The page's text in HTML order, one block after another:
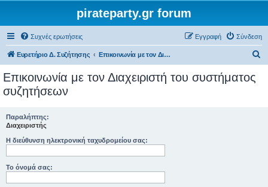
pirateparty.gr forum
Συχνές ερωτήσεις Σύνδεση
Εγγραφή
Ευρετήριο Δ. Συζήτησης Επικοινωνία με τον Διαχειριστή του συστήματος συζητήσεων
Επικοινωνία με τον Διαχειριστή του συστήματος
συζητήσεων
Παραλήπτης:
Διαχειριστής
Η διεύθυνση ηλεκτρονική ταχυδρομείου σας:
Το όνομά σας: